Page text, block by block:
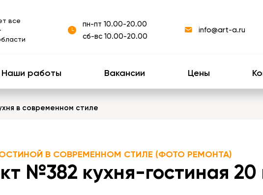
все
пн-пт 10.00-20.00
сб-вс 10.00-20.00
info@art-a.ru
Наши работы Вакансии Цены
в современном стиле
В СОВРЕМЕННОМ СТИЛЕ (ФОТО РЕМОНТА)
№382 кухня-гостиная 20